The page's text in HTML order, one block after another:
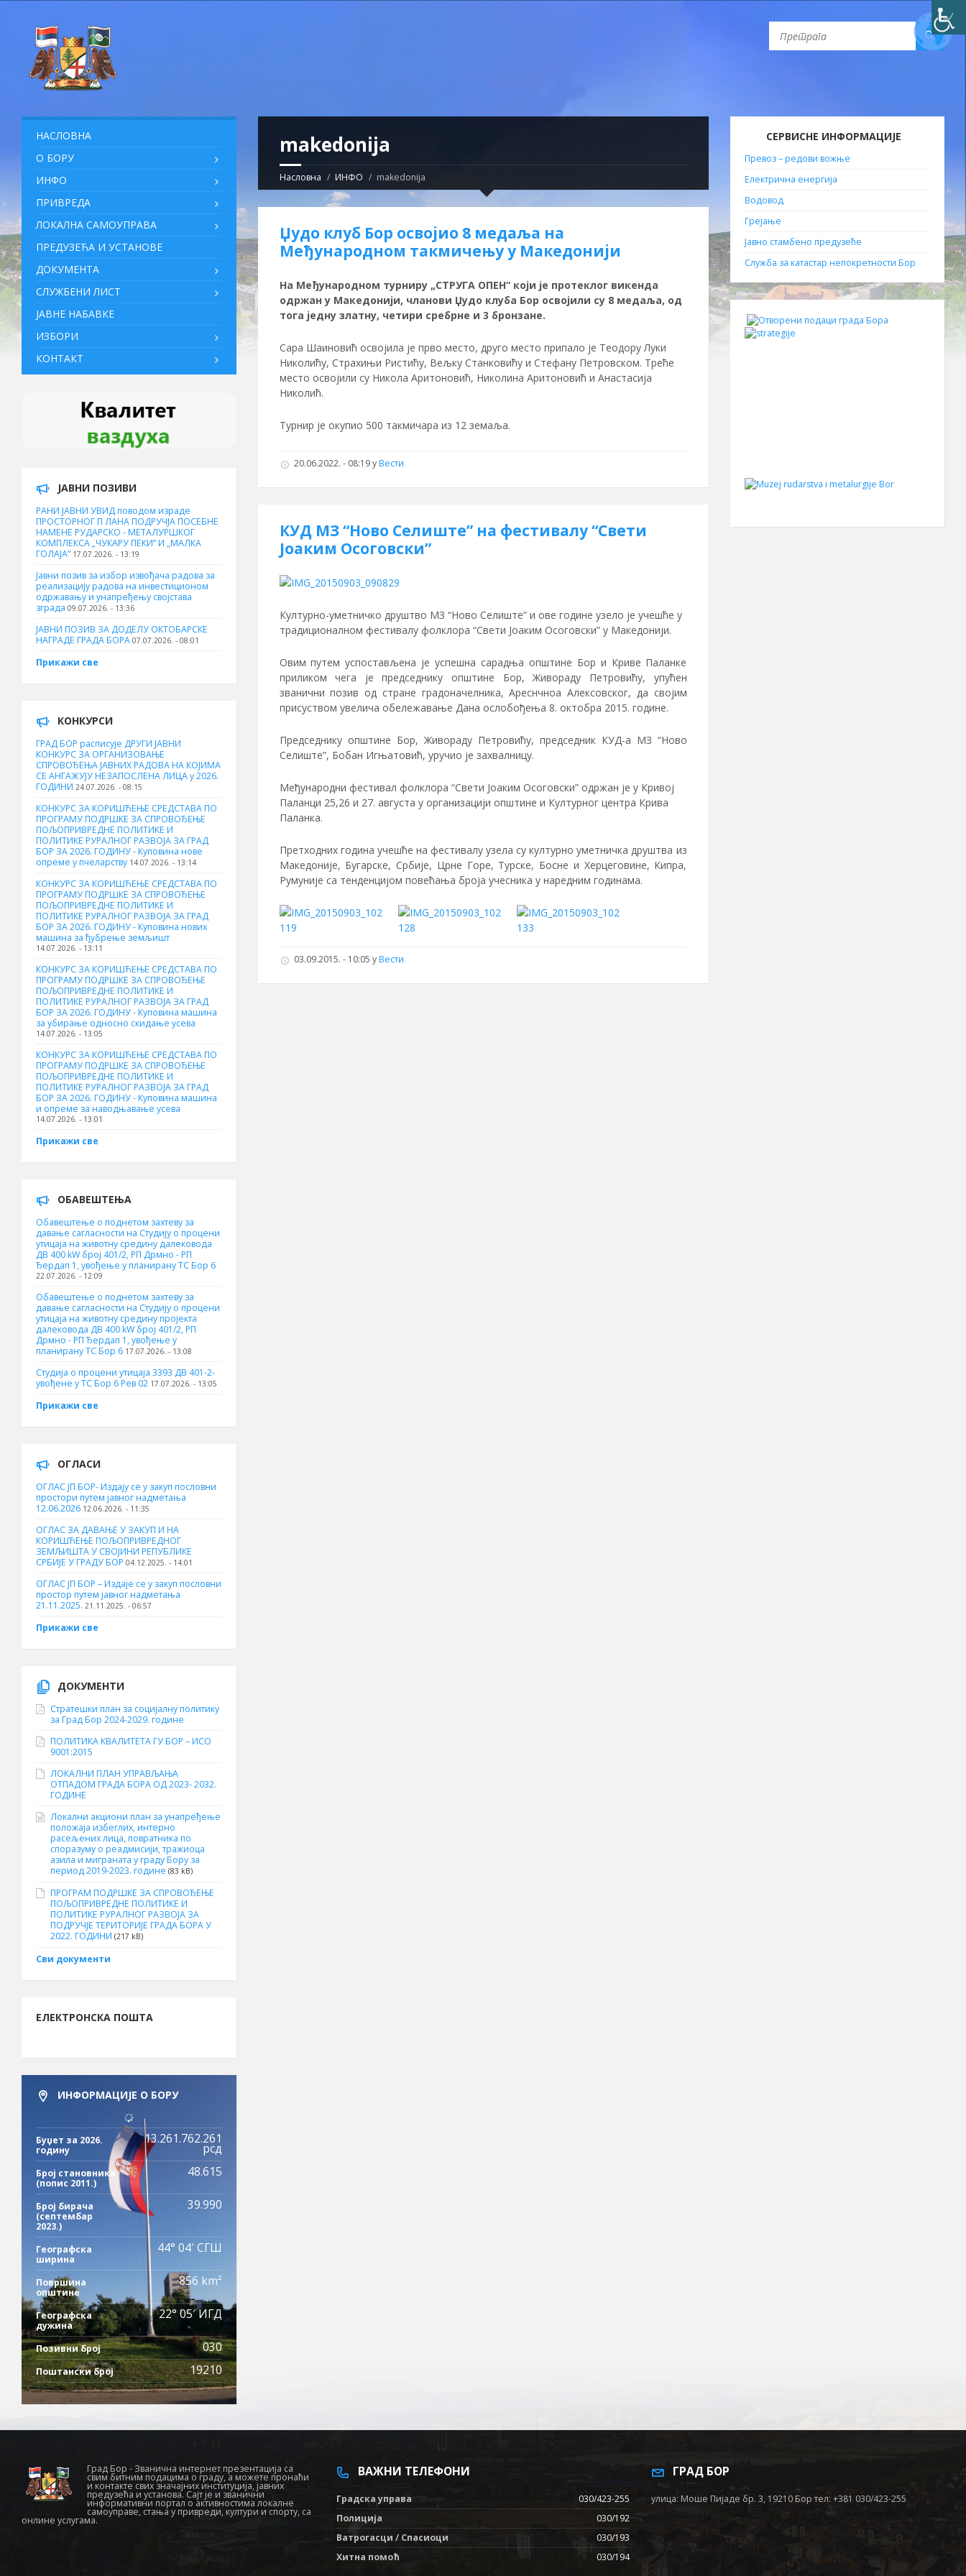
makedonija
Насловна ИНФО makedonija
Џудо клуб Бор освојио 8 медаља на
Међународном такмичењу у Македонији
На Међународном турниру „СТРУГА ОПЕН“ који је протеклог викенда
одржан у Македонији, чланови Џудо клуба Бор освојили су 8 медаља, од
тога једну златну, четири сребрне и 3 бронзане.
Сара Шаиновић освојила је прво место, друго место припало је Теодору Луки
Николићу, Страхињи Ристићу, Вељку Станковићу и Стефану Петровском. Треће
место освојили су Никола Аритоновић, Николина Аритоновић и Анастасија
Николић.
Турнир је окупио 500 такмичара из 12 земаља.
20.06.2022. - 08:19уВести
КУД МЗ “Ново Селиште” на фестивалу “Свети
Јоаким Осоговски”
Културно-уметничко друштво МЗ “Ново Селиште” и ове године узело је учешће у
традиционалном фестивалу фолклора “Свети Јоаким Осоговски” у Македонији.
Овим путем успостављена је успешна сарадња општине Бор и Криве Паланке
приликом чега је председнику општине Бор, Живораду Петровићу, упућен
званични позив од стране градоначелника, Ареснчноа Алексовског, да својим
присуством увелича обележавање Дана ослобођења 8. октобра 2015. године.
Председнику општине Бор, Живораду Петровићу, председник КУД-а МЗ “Ново
Селиште”, Бобан Игњатовић, уручио је захвалницу.
Међународни фестивал фолклора “Свети Јоаким Осоговски” одржан је у Кривој
Паланци 25,26 и 27. августа у организацији општине и Културног центра Крива
Паланка.
Претходних година учешће на фестивалу узела су културно уметничка друштва из
Македоније, Бугарске, Србије, Црне Горе, Турске, Босне и Херцеговине, Кипра,
Румуније са тенденцијом повећања броја учесника у наредним годинама.
03.09.2015. - 10:05 уВести
НАСЛОВНА
О БОРУ
ИНФО
ПРИВРЕДА
ЛОКАЛНА САМОУПРАВА
ПРЕДУЗЕЋА И УСТАНОВЕ
ДОКУМЕНТА
СЛУЖБЕНИ ЛИСТ
ЈАВНЕ НАБАВКЕ
ИЗБОРИ
КОНТАКТ
ЈАВНИ ПОЗИВИ
РАНИ ЈАВНИ УВИД поводом израде
ПРОСТОРНОГ П ЛАНА ПОДРУЧЈА ПОСЕБНЕ
НАМЕНЕ РУДАРСКО - МЕТАЛУРШКОГ
КОМПЛЕКСА „ЧУКАРУ ПЕКИ” И „МАЛКА
ГОЛАЈА” 17.07.2026. - 13:19
Јавни позив за избор извођача радова за
реализацију радова на инвестиционом
одржавању и унапређењу својстава
зграда 09.07.2026. - 13:36
ЈАВНИ ПОЗИВ ЗА ДОДЕЛУ ОКТOБАРСКЕ
НАГРАДЕ ГРАДА БОРА 07.07.2026. - 08:01
Прикажи све
КОНКУРСИ
ГРАД БОР расписује ДРУГИ ЈАВНИ
КОНКУРС ЗА ОРГАНИЗОВАЊЕ
СПРОВОЂЕЊА ЈАВНИХ РАДОВА НА КОЈИМА
СЕ АНГАЖУЈУ НЕЗАПОСЛЕНА ЛИЦА у 2026.
ГОДИНИ 24.07.2026. - 08:15
КОНКУРС ЗА КОРИШЋЕЊЕ СРЕДСТАВА ПО
ПРОГРАМУ ПОДРШКЕ ЗА СПРОВОЂЕЊЕ
ПОЉОПРИВРЕДНЕ ПОЛИТИКЕ И
ПОЛИТИКЕ РУРАЛНОГ РАЗВОЈА ЗА ГРАД
БОР ЗА 2026. ГОДИНУ - Куповина нове
опреме у пчеларству 14.07.2026. - 13:14
КОНКУРС ЗА КОРИШЋЕЊЕ СРЕДСТАВА ПО
ПРОГРАМУ ПОДРШКЕ ЗА СПРОВОЂЕЊЕ
ПОЉОПРИВРЕДНЕ ПОЛИТИКЕ И
ПОЛИТИКЕ РУРАЛНОГ РАЗВОЈА ЗА ГРАД
БОР ЗА 2026. ГОДИНУ - Куповина нових
машина за ђубрење земљишт
14.07.2026. - 13:11
КОНКУРС ЗА КОРИШЋЕЊЕ СРЕДСТАВА ПО
ПРОГРАМУ ПОДРШКЕ ЗА СПРОВОЂЕЊЕ
ПОЉОПРИВРЕДНЕ ПОЛИТИКЕ И
ПОЛИТИКЕ РУРАЛНОГ РАЗВОЈА ЗА ГРАД
БОР ЗА 2026. ГОДИНУ - Куповинa машина
за убирање односно скидање усева
14.07.2026. - 13:05
КОНКУРС ЗА КОРИШЋЕЊЕ СРЕДСТАВА ПО
ПРОГРАМУ ПОДРШКЕ ЗА СПРОВОЂЕЊЕ
ПОЉОПРИВРЕДНЕ ПОЛИТИКЕ И
ПОЛИТИКЕ РУРАЛНОГ РАЗВОЈА ЗА ГРАД
БОР ЗА 2026. ГОДИНУ - Куповина машина
и опреме за наводњавање усева
14.07.2026. - 13:01
Прикажи све
ОБАВЕШТЕЊА
Обавештење о поднетом захтеву за
давање сагласности на Студију о процени
утицаја на животну средину далековода
ДВ 400 kW број 401/2, РП Дрмно - РП
Ђердап 1, увођење у планирану ТС Бор 6
22.07.2026. - 12:09
Обавештење о поднетом захтеву за
давање сагласности на Студију о процени
утицаја на животну средину пројекта
далековода ДВ 400 kW број 401/2, РП
Дрмно - РП Ђердап 1, увођење у
планирану ТС Бор 6 17.07.2026. - 13:08
Студија о процени утицаја 3393 ДВ 401-2-
увођене у ТС Бор 6 Рев 02 17.07.2026. - 13:05
Прикажи све
ОГЛАСИ
ОГЛАС ЈП БОР- Издају се у закуп пословни
простори путем јавног надметања
12.06.2026 12.06.2026. - 11:35
ОГЛАС ЗА ДАВАЊЕ У ЗАКУП И НА
КОРИШЋЕЊЕ ПОЉОПРИВРЕДНОГ
ЗЕМЉИШТА У СВОЈИНИ РЕПУБЛИКЕ
СРБИЈЕ У ГРАДУ БОР 04.12.2025. - 14:01
ОГЛАС ЈП БОР – Издаје се у закуп пословни
простор путем јавног надметања
21.11.2025. 21.11.2025. - 06:57
Прикажи све
ДОКУМЕНТИ
Стратешки план за социјалну политику
за Град Бор 2024-2029. године
ПОЛИТИКА КВАЛИТЕТА ГУ БОР – ИСО
9001:2015
ЛОКАЛНИ ПЛАН УПРАВЉАЊА
ОТПАДОМ ГРАДА БОРА ОД 2023- 2032.
ГОДИНЕ
Локални акциони план за унапређење
положаја избеглих, интерно
расељених лица, повратника по
споразуму о реадмисији, тражиоца
азила и миграната у граду Бору за
период 2019-2023. године (83 kB)
ПРОГРАМ ПОДРШКЕ ЗА СПРОВОЂЕЊЕ
ПОЉОПРИВРЕДНЕ ПОЛИТИКЕ И
ПОЛИТИКЕ РУРАЛНОГ РАЗВОЈА ЗА
ПОДРУЧЈЕ ТЕРИТОРИЈЕ ГРАДА БОРА У
2022. ГОДИНИ (217 kB)
Сви документи
ЕЛЕКТРОНСКА ПОШТА
ИНФОРМАЦИЈЕ О БОРУ
Буџет за 2026.
годину
13.261.762.261
рсд
Број становника
(попис 2011.)
48.615
Број бирача
(септембар
2023.)
39.990
Географска
ширина
44° 04′ СГШ
Површина
општине
856 km²
Географска
дужина
22° 05′ ИГД
Позивни број 030
Поштански број 19210
СЕРВИСНЕ ИНФОРМАЦИЈЕ
Превоз – редови вожње
Електрична енергија
Водовод
Грејање
Јавно стамбено предузеће
Служба за катастар непокретности Бор
Град Бор - Званична интернет презентација са
свим битним подацима о граду, а можете пронаћи
и контакте свих значајних институција, јавних
предузећа и установа. Сајт је и званични
информативни портал о активностима локалне
самоуправе, стања у привреди, култури и спорту, са
онлине услугама.
ВАЖНИ ТЕЛЕФОНИ
Градска управа
030/423-255
Полиција
030/192
Ватрогасци / Спасиоци
030/193
Хитна помоћ
030/194
ГРАД БОР
улица: Моше Пијаде бр. 3, 19210 Бор тел: +381 030/423-255